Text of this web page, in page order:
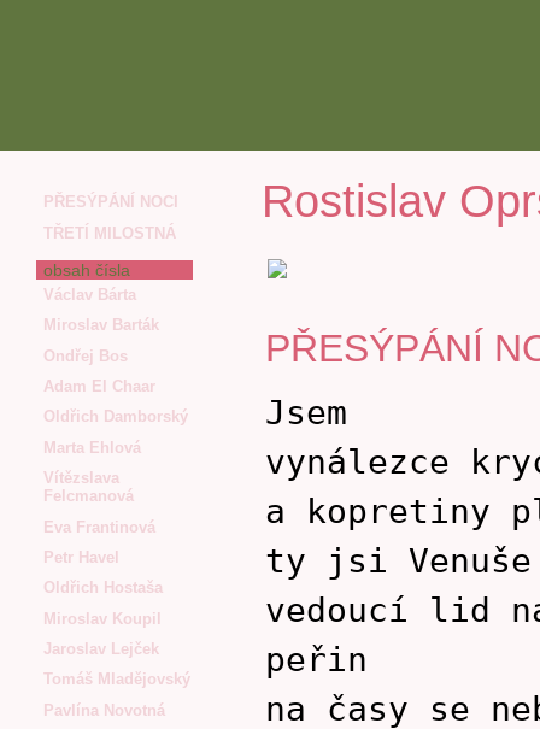
PŘESÝPÁNÍ NOCI
TŘETÍ MILOSTNÁ
obsah čísla
Václav Bárta
Miroslav Barták
Ondřej Bos
Adam El Chaar
Oldřich Damborský
Marta Ehlová
Vítězslava
Felcmanová
Eva Frantinová
Petr Havel
Oldřich Hostaša
Miroslav Koupil
Jaroslav Lejček
Tomáš Mladějovský
Pavlína Novotná
Rostislav
PŘESÝPÁNÍ
Jsem
vynálezce
a kopretiny
ty jsi Venuše
vedoucí lid
peřin
na časy se